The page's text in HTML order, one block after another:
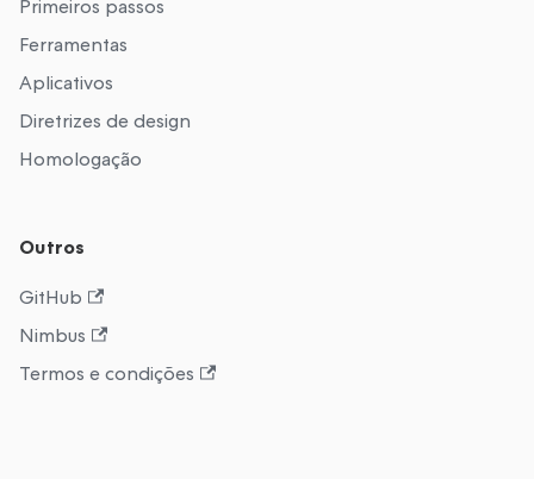
Primeiros passos
Ferramentas
Aplicativos
Diretrizes de design
Homologação
Outros
GitHub
Nimbus
Termos e condições